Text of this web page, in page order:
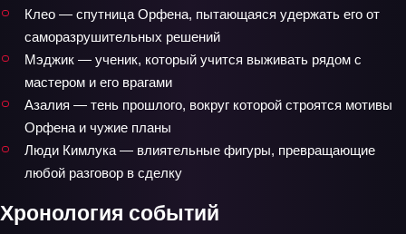
Клео — спутница Орфена, пытающаяся удержать его от
саморазрушительных решений
Мэджик — ученик, который учится выживать рядом с
мастером и его врагами
Азалия — тень прошлого, вокруг которой строятся мотивы
Орфена и чужие планы
Люди Кимлука — влиятельные фигуры, превращающие
любой разговор в сделку
Хронология событий